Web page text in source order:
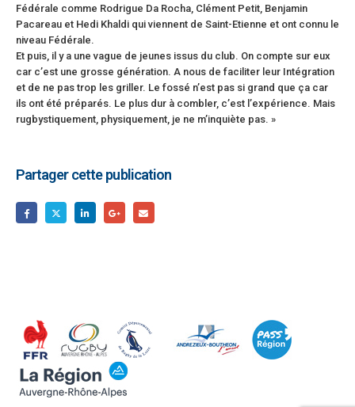
Fédérale comme Rodrigue Da Rocha, Clément Petit, Benjamin
Pacareau et Hedi Khaldi qui viennent de Saint-Etienne et ont connu le
niveau Fédérale.
Et puis, il y a une vague de jeunes issus du club. On compte sur eux
car c’est une grosse génération. A nous de faciliter leur Intégration
et de ne pas trop les griller. Le fossé n’est pas si grand que ça car
ils ont été préparés. Le plus dur à combler, c’est l’expérience. Mais
rugbystiquement, physiquement, je ne m’inquiète pas. »
Partager cette publication